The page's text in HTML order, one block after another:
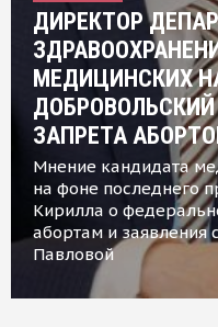
ДИРЕКТОР
МЕДИЦИНСКИХ
ЗАПРЕТА
Мнение кандидата
на фоне последнего
Кирилла о
абортам и заявления
Павловой